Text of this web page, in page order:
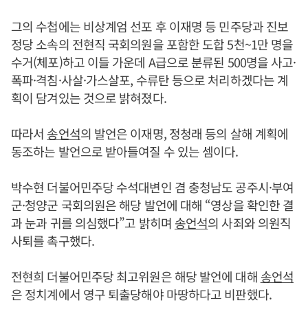
그의 수첩에는 비상계엄 선포 후 이재명 등 민주당과 진보
정당 소속의 전현직 국회의원을 포함한 도합 5천~1만 명을
수거(체포)하고 이들 가운데 A급으로 분류된 500명을 사고·
폭파·격침·사살·가스살포, 수류탄 등으로 처리하겠다는 계
획이 담겨있는 것으로 밝혀졌다.
따라서 송언석의 발언은 이재명, 정청래 등의 살해 계획에
동조하는 발언으로 받아들여질 수 있는 셈이다.
박수현 더불어민주당 수석대변인 겸 충청남도 공주시·부여
군·청양군 국회의원은 해당 발언에 대해 “영상을 확인한 결
과 눈과 귀를 의심했다”고 밝히며 송언석의 사죄와 의원직
사퇴를 촉구했다.
전현희 더불어민주당 최고위원은 해당 발언에 대해 송언석
은 정치계에서 영구 퇴출당해야 마땅하다고 비판했다.